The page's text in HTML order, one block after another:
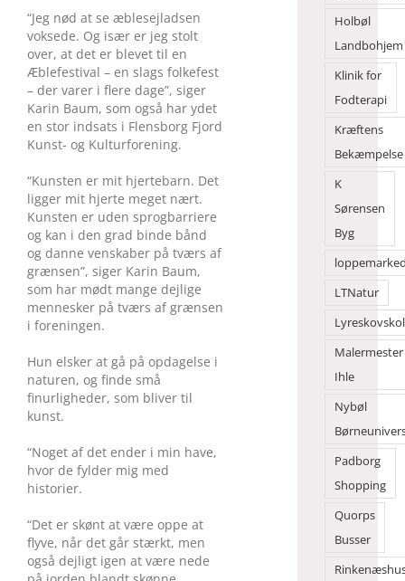
“Jeg nød at se æblesejladsen
voksede. Og især er jeg stolt
over, at det er blevet til en
Æblefestival – en slags folkefest
– der varer i flere dage”, siger
Karin Baum, som også har ydet
en stor indsats i Flensborg Fjord
Kunst- og Kulturforening.
“Kunsten er mit hjertebarn. Det
ligger mit hjerte meget nært.
Kunsten er uden sprogbarriere
og kan i den grad binde bånd
og danne venskaber på tværs af
grænsen”, siger Karin Baum,
som har mødt mange dejlige
mennesker på tværs af grænsen
i foreningen.
Hun elsker at gå på opdagelse i
naturen, og finde små
finurligheder, som bliver til
kunst.
“Noget af det ender i min have,
hvor de fylder mig med
historier.
“Det er skønt at være oppe at
flyve, når det går stærkt, men
også dejligt igen at være nede
Holbøl
Landbohjem
Klinik for
Fodterapi
Kræftens
Bekæmpelse
K
Sørensen
Byg
LTNatur
Malermester
Ihle
Nybøl
Padborg
Shopping
Quorps
Busser